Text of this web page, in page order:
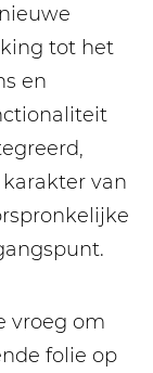
tot het
en
van
vroeg om
folie op